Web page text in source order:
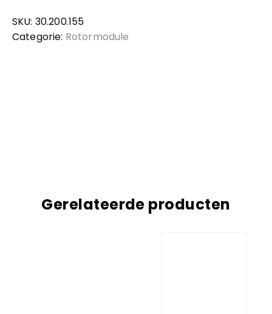
aantal
SKU: 30.200.155
Categorie: Rotormodule
Gerelateerde producten